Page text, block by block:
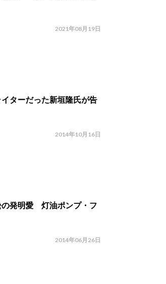
2021年08月19日
ターだった新垣隆氏が告
2014年10月16日
の発明愛 灯油ポンプ・フ
2014年06月26日